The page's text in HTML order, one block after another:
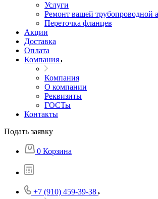
Услуги
Ремонт вашей трубопроводной
Переточка фланцев
Акции
Доставка
Оплата
Компания
Компания
О компании
Реквизиты
ГОСТы
Контакты
Подать заявку
0 Корзина
+7 (910) 459-39-38